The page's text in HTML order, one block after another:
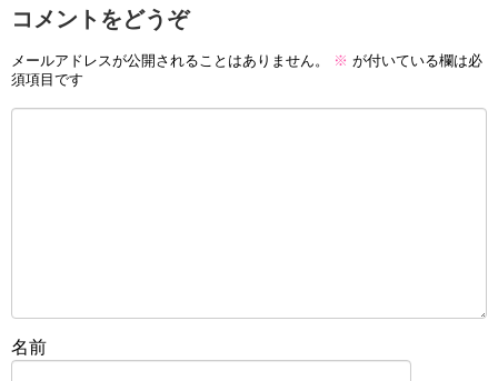
コメントをどうぞ
メールアドレスが公開されることはありません。 ※ が付いている欄は必
須項目です
名前